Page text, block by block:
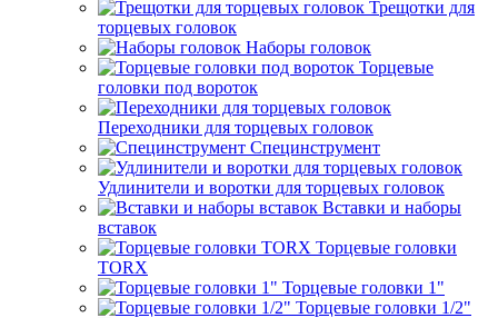
Трещотки для
торцевых головок
Наборы головок
Торцевые
головки под вороток
Переходники для торцевых головок
Специнструмент
Удлинители и воротки для торцевых головок
Вставки и наборы
вставок
Торцевые головки
TORX
Торцевые головки 1"
Торцевые головки 1/2"